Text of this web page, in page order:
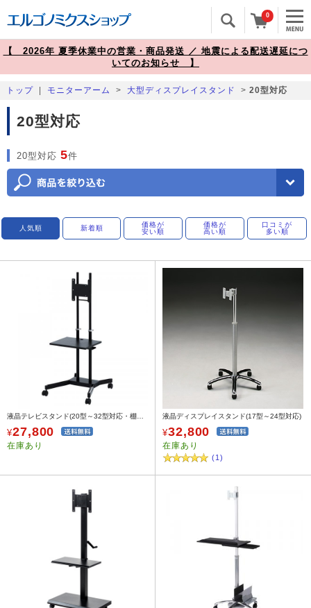
0
【 2026年 夏季休業中の営業・商品発送 ／ 地震による配送遅延につ
いてのお知らせ 】
トップ モニターアーム > 大型ディスプレイスタンド > 20型対応
20型対応
20型対応 5件
人気順 新着順
価格が
安い順
価格が
高い順
口コミが
多い順
¥27,800
在庫あり
液晶ディスプレイスタンド(17型～24型対応)
¥32,800
在庫あり
(1)